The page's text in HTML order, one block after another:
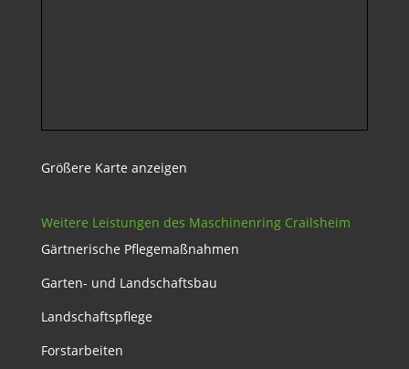
Größere Karte anzeigen
Weitere Leistungen des Maschinenring Crailsheim
Gärtnerische Pflegemaßnahmen
Garten- und Landschaftsbau
Landschaftspflege
Forstarbeiten